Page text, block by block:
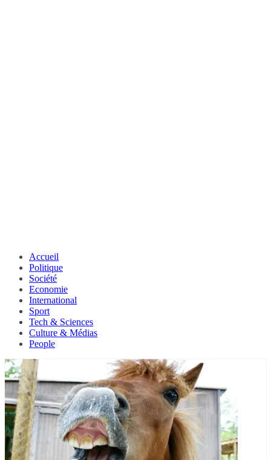
Accueil
Politique
Société
Economie
International
Sport
Tech & Sciences
Culture & Médias
People